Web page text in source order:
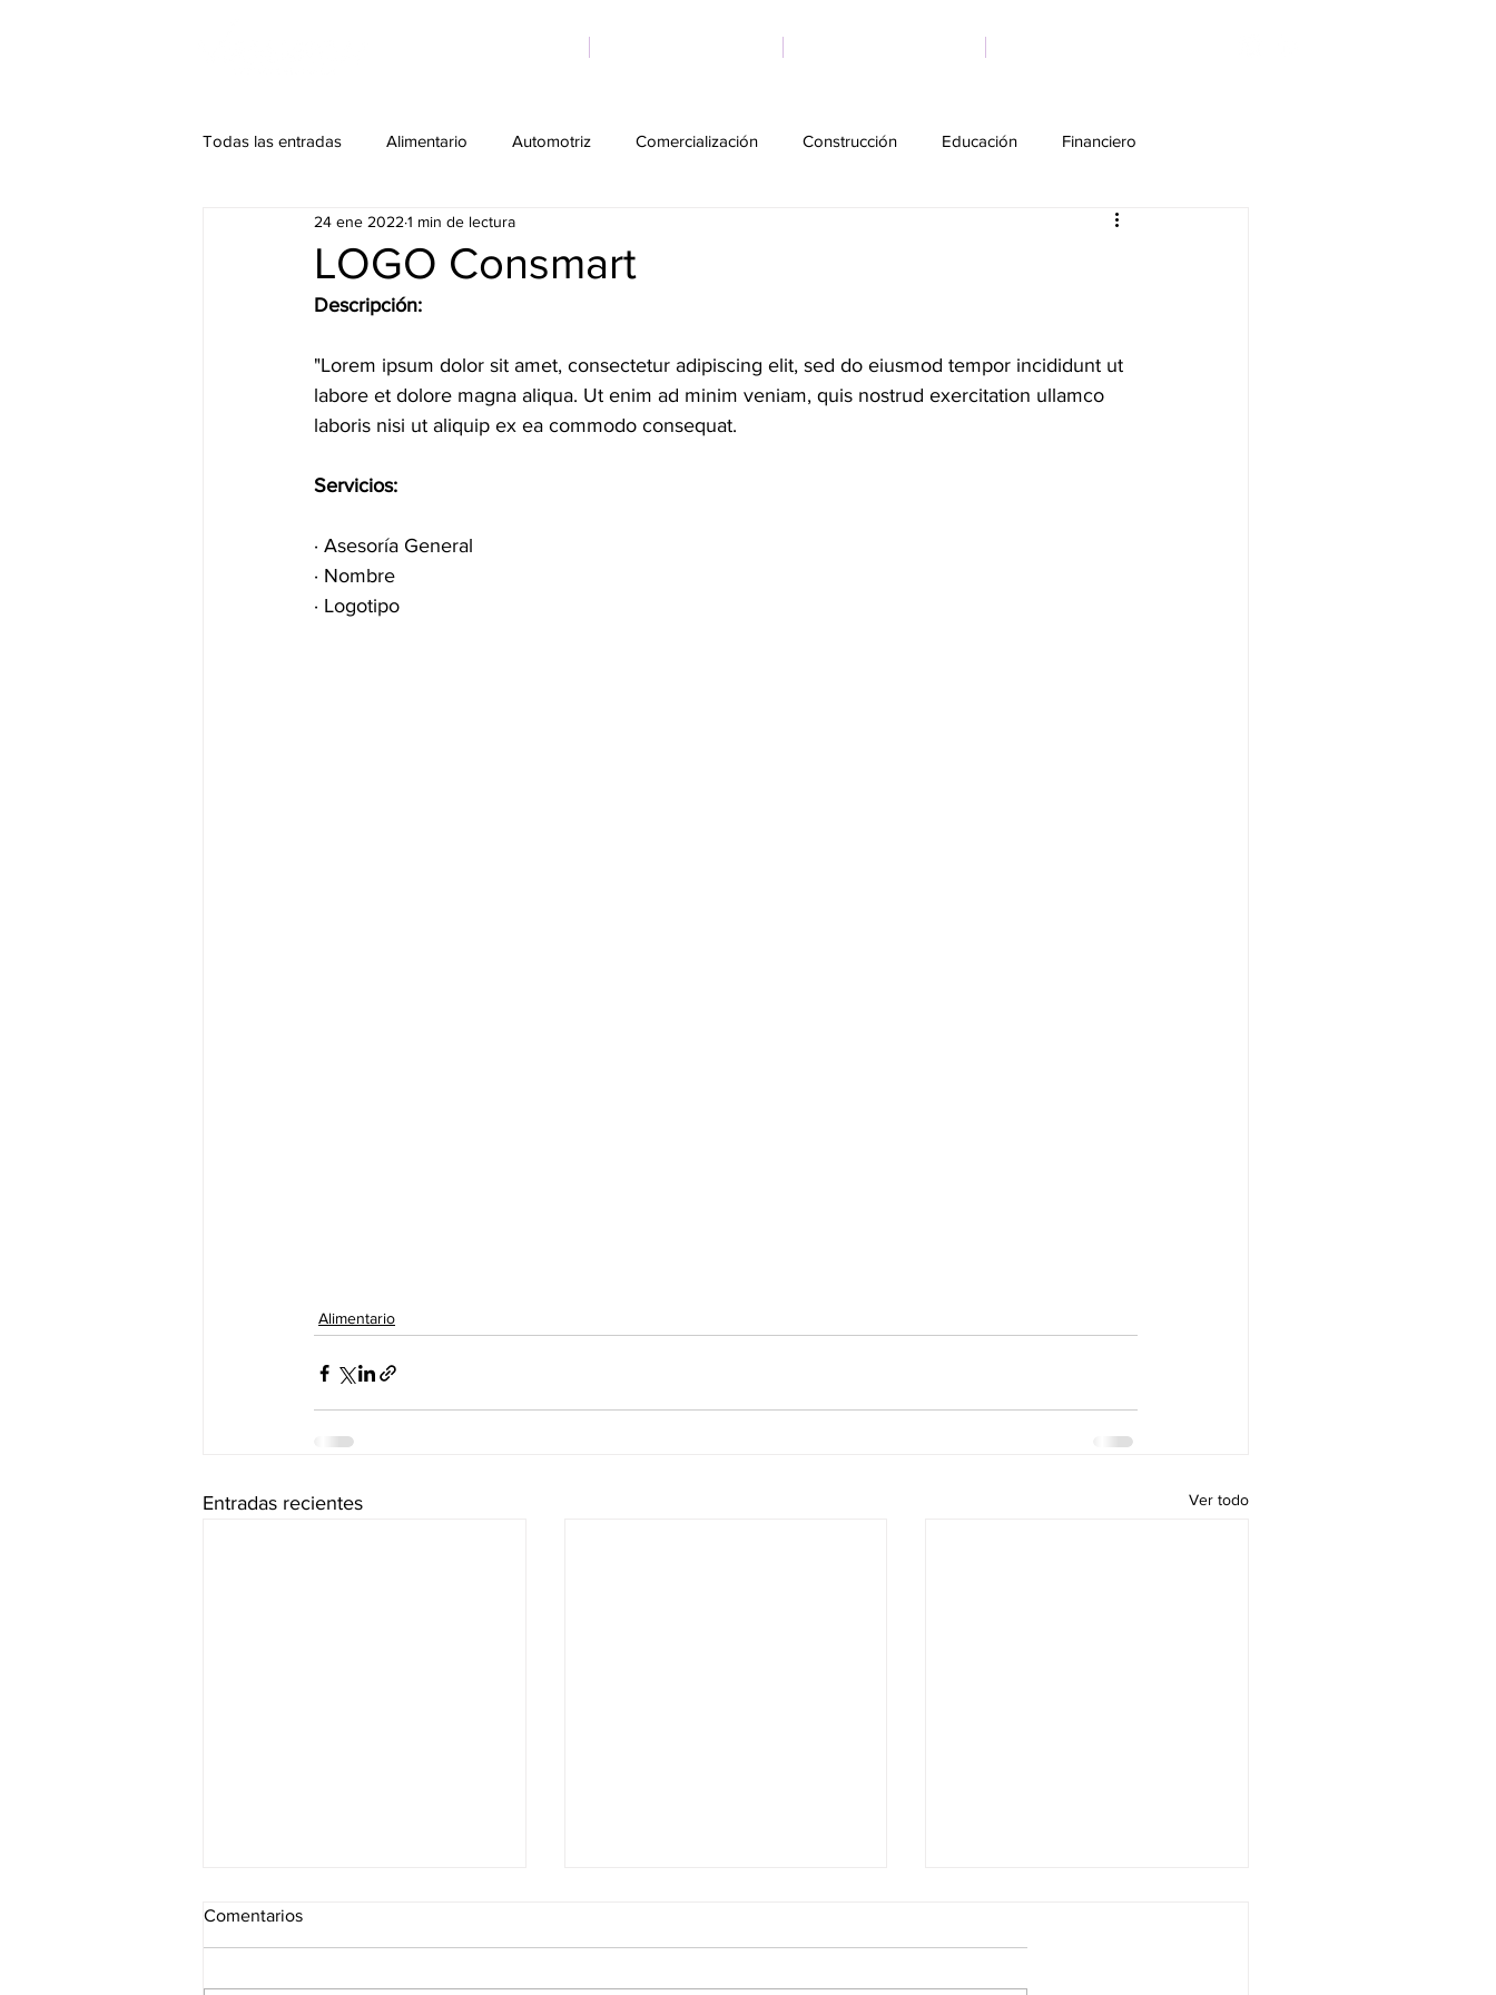
Todas las entradas Alimentario Automotriz Comercialización Construcción Educación Financiero
Manufactura Médico Moda
LOGO Consmart
24 ene 2022 1 min de lectura
Descripción:
"Lorem ipsum dolor sit amet, consectetur adipiscing elit, sed do eiusmod tempor incididunt ut
labore et dolore magna aliqua. Ut enim ad minim veniam, quis nostrud exercitation ullamco
laboris nisi ut aliquip ex ea commodo consequat.
Servicios:
· Asesoría General
· Nombre
· Logotipo
Alimentario
Entradas recientes Ver todo
Comentarios